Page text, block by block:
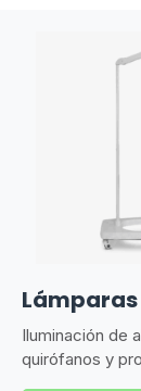
Iluminación de
quirófanos y